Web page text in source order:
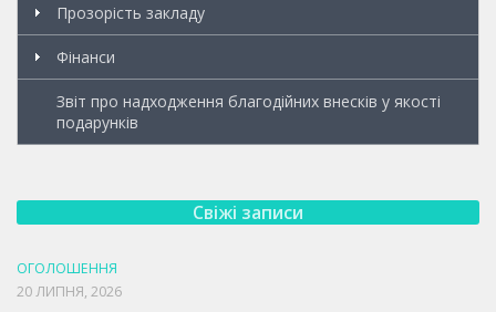
Прозорість закладу
Фінанси
Звіт про надходження благодійних внесків у якості
подарунків
Свіжі записи
ОГОЛОШЕННЯ
20 ЛИПНЯ, 2026